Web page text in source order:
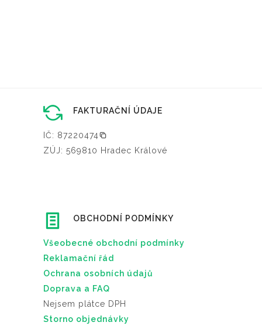
FAKTURAČNÍ ÚDAJE
IČ: 87220474
ZÚJ: 569810 Hradec Králové
OBCHODNÍ PODMÍNKY
Všeobecné obchodní podmínky
Reklamační řád
Ochrana osobních údajů
Doprava a FAQ
Nejsem plátce DPH
Storno objednávky